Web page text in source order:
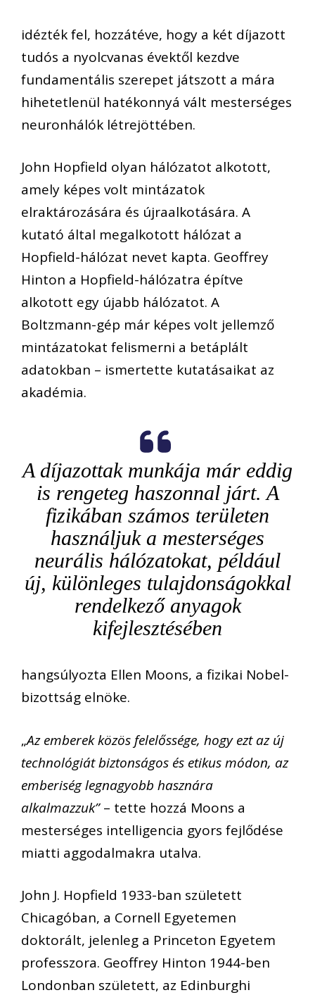
idézték fel, hozzátéve, hogy a két díjazott
tudós a nyolcvanas évektől kezdve
fundamentális szerepet játszott a mára
hihetetlenül hatékonnyá vált mesterséges
neuronhálók létrejöttében.
John Hopfield olyan hálózatot alkotott,
amely képes volt mintázatok
elraktározására és újraalkotására. A
kutató által megalkotott hálózat a
Hopfield-hálózat nevet kapta. Geoffrey
Hinton a Hopfield-hálózatra építve
alkotott egy újabb hálózatot. A
Boltzmann-gép már képes volt jellemző
mintázatokat felismerni a betáplált
adatokban – ismertette kutatásaikat az
akadémia.
A díjazottak munkája már eddig
is rengeteg haszonnal járt. A
fizikában számos területen
használjuk a mesterséges
neurális hálózatokat, például
új, különleges tulajdonságokkal
rendelkező anyagok
kifejlesztésében
hangsúlyozta Ellen Moons, a fizikai Nobel-
bizottság elnöke.
„Az emberek közös felelőssége, hogy ezt az új
technológiát biztonságos és etikus módon, az
emberiség legnagyobb hasznára
alkalmazzuk”– tette hozzá Moons a
mesterséges intelligencia gyors fejlődése
miatti aggodalmakra utalva.
John J. Hopfield 1933-ban született
Chicagóban, a Cornell Egyetemen
doktorált, jelenleg a Princeton Egyetem
professzora. Geoffrey Hinton 1944-ben
Londonban született, az Edinburghi